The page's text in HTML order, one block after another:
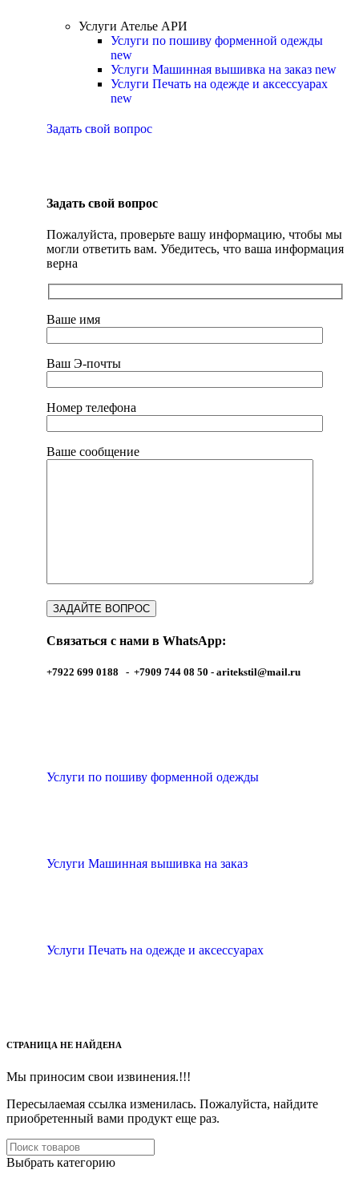
Услуги Ателье АРИ
Услуги по пошиву форменной одежды
new
Услуги Машинная вышивка на заказ new
Услуги Печать на одежде и аксессуарах
new
Задать свой вопрос
Задать свой вопрос
Пожалуйста, проверьте вашу информацию, чтобы мы
могли ответить вам. Убедитесь, что ваша информация
верна
Ваше имя
Ваш Э-почты
Номер телефона
Ваше сообщение
Связаться с нами в WhatsApp:
+7922 699 0188 - +7909 744 08 50 - aritekstil@mail.ru
Услуги по пошиву форменной одежды
Услуги Машинная вышивка на заказ
Услуги Печать на одежде и аксессуарах
СТРАНИЦА НЕ НАЙДЕНА
Мы приносим свои извинения.!!!
Пересылаемая ссылка изменилась. Пожалуйста, найдите
приобретенный вами продукт еще раз.
Выбрать категорию